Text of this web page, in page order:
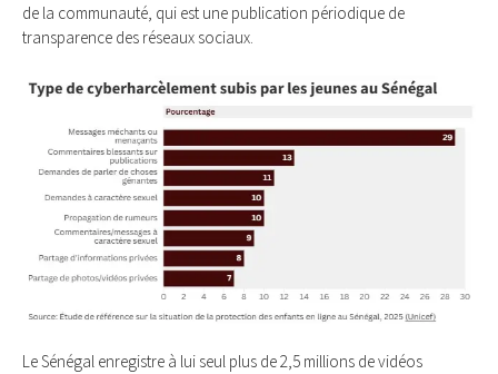
de la communauté, qui est une publication périodique de
transparence des réseaux sociaux.
Le Sénégal enregistre à lui seul plus de 2,5 millions de vidéos